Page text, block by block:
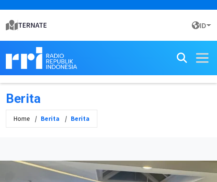
TERNATE ID
Berita
Home Berita Berita